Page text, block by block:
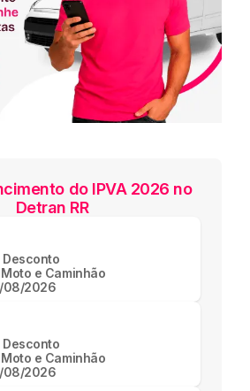
do IPVA 2026 no
Detran RR
Desconto
e Caminhão
08/2026
Desconto
e Caminhão
08/2026